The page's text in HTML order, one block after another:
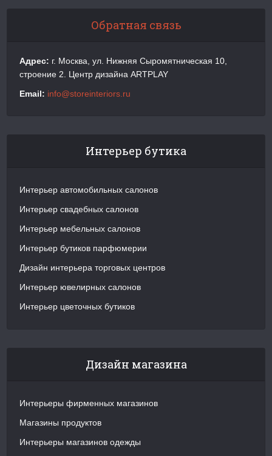
Обратная связь
Адрес: г. Москва, ул. Нижняя Сыромятническая 10,
строение 2. Центр дизайна ARTPLAY
Email: info@storeinteriors.ru
Интерьер бутика
Интерьер автомобильных салонов
Интерьер свадебных салонов
Интерьер мебельных салонов
Интерьер бутиков парфюмерии
Дизайн интерьера торговых центров
Интерьер ювелирных салонов
Интерьер цветочных бутиков
Дизайн магазина
Интерьеры фирменных магазинов
Магазины продуктов
Интерьеры магазинов одежды